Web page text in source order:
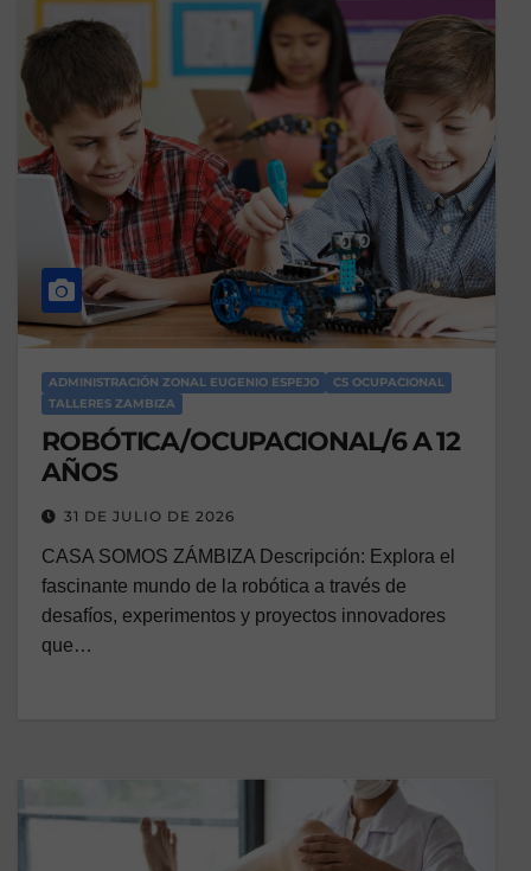
ADMINISTRACIÓN ZONAL EUGENIO ESPEJO
CS OCUPACIONAL
TALLERES ZAMBIZA
ROBÓTICA/OCUPACIONAL/6 A 12
AÑOS
31 DE JULIO DE 2026
CASA SOMOS ZÁMBIZA Descripción: Explora el
fascinante mundo de la robótica a través de
desafíos, experimentos y proyectos innovadores
que…